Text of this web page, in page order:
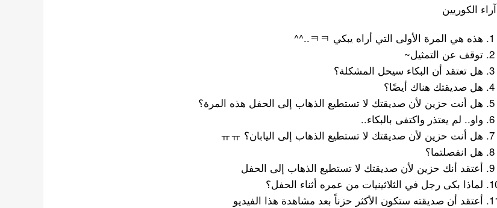
آراء الكوريين
هذه هي المرة الأولى التي أراه يبكي ㅋㅋ..^^
توقف عن التمثيل~
هل تعتقد أن البكاء سيحل المشكلة؟
هل صديقتك هناك أيضًا؟
هل أنت حزين لأن صديقتك لا تستطيع الذهاب إلى الحفل هذه المرة؟
واو.. لم يعتذر واكتفى بالبكاء..
هل أنت حزين لأن صديقتك لا تستطيع الذهاب إلى اليابان؟ ㅠㅠ
هل انفصلتما؟
أعتقد أنك حزين لأن صديقتك لا تستطيع الذهاب إلى الحفل
لماذا بكى رجل في الثلاثينيات من عمره أثناء الحفل؟
أعتقد أن صديقته ستكون الأكثر حزناً بعد مشاهدة هذا الفيديو